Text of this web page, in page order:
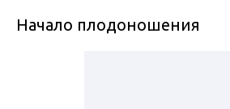
Начало плодоношения